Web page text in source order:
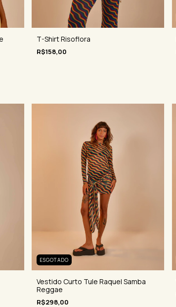
T-Shirt Risoflora
R$158,00
ESGOTADO
Vestido Curto Tule Raquel Samba
Reggae
R$298,00